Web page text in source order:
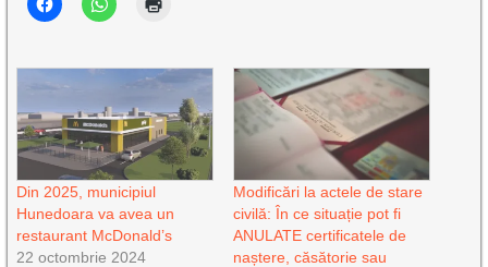
Din 2025, municipiul
Hunedoara va avea un
restaurant McDonald’s
22 octombrie 2024
Modificări la actele de stare
civilă: În ce situație pot fi
ANULATE certificatele de
naștere, căsătorie sau